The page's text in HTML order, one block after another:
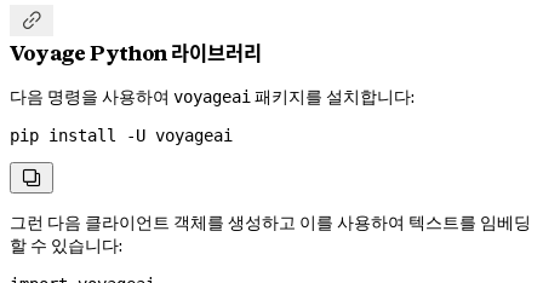

Voyage Python 라이브러리
다음 명령을 사용하여 voyageai 패키지를 설치합니다:
pip install -U voyageai

그런 다음 클라이언트 객체를 생성하고 이를 사용하여 텍스트를 임베딩
할 수 있습니다: